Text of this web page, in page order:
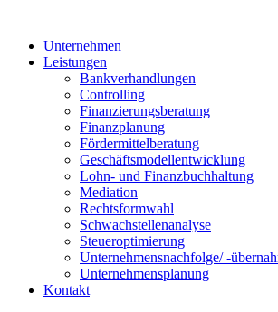
springenUnternehmen
Leistungen
Bankverhandlungen
Controlling
Finanzierungsberatung
Finanzplanung
Fördermittelberatung
Geschäftsmodellentwicklung
Lohn- und Finanzbuchhaltung
Mediation
Rechtsformwahl
Schwachstellenanalyse
Steueroptimierung
Unternehmensnachfolge/ -
Unternehmensplanung
Kontakt